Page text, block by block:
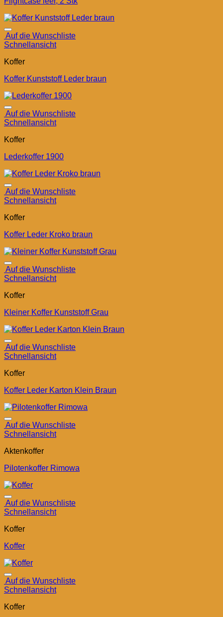
Auf die Wunschliste
Schnellansicht
Koffer
Koffer Kunststoff Leder braun
Auf die Wunschliste
Schnellansicht
Koffer
Lederkoffer 1900
Auf die Wunschliste
Schnellansicht
Koffer
Koffer Leder Kroko braun
Auf die Wunschliste
Schnellansicht
Koffer
Kleiner Koffer Kunststoff Grau
Auf die Wunschliste
Schnellansicht
Koffer
Koffer Leder Karton Klein Braun
Auf die Wunschliste
Schnellansicht
Aktenkoffer
Pilotenkoffer Rimowa
Auf die Wunschliste
Schnellansicht
Koffer
Koffer
Auf die Wunschliste
Schnellansicht
Koffer